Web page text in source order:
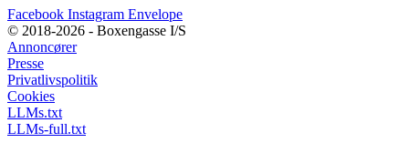
Facebook Instagram Envelope
© 2018-2026 - Boxengasse I/S
Annoncører
Presse
Privatlivspolitik
Cookies
LLMs.txt
LLMs-full.txt